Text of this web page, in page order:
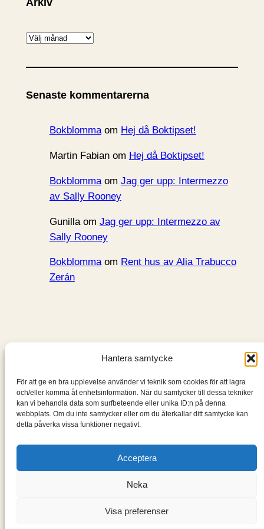
Hantera samtycke
För att ge en bra upplevelse använder vi teknik som cookies för att lagra
och/eller komma åt enhetsinformation. När du samtycker till dessa tekniker
kan vi behandla data som surfbeteende eller unika ID:n på denna
webbplats. Om du inte samtycker eller om du återkallar ditt samtycke kan
detta påverka vissa funktioner negativt.
Acceptera
Neka
Visa preferenser
Arkiv
A
k
v
Senaste kommentarerna
Bokblommaom Hej då Boktipset!
Martin Fabianom Hej då Boktipset!
Bokblommaom Jag ger upp: Intermezzo
av Sally Rooney
Gunillaom Jag ger upp: Intermezzo av
Sally Rooney
Bokblommaom Rent hus av Alia Trabucco
Zerán
En blogg om de böcker jag läser: klassiker, noveller,
romaner, spänningsromaner och andra böcker.
Information
Cookie- och integritetspolicy